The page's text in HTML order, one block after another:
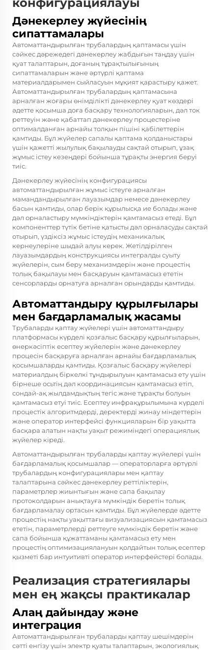
Дәнекерлеу жүйесінің
сипаттамалары
Автоматтандырылған трубалардың қаптамасы үшін
сәйкес дәрежедегі дәнекерлеу жабдығын таңдау үшін
қуат талаптарын, доғаның тұрақтылығының
сипаттамаларын және әртүрлі қаптама
материалдарымен сыйласуын мұқият қарастыру қажет.
Автоматтандырылған трубалардың қаптамасына
арналған жоғары өнімділікті дәнекерлеу қуат көздері
әдетте қосымша доға басқару технологияларын, дәл ток
реттеуін және қабаттап дәнекерлеу процестеріне
оптималданған арнайы толқын пішіні қабілеттерін
қамтиды. Бұл жүйелер сапалы қаптама қолданыстары
үшін қажетті жылулық бақылауды сақтай отырып, ұзақ
жұмыс істеу кезеңдері бойынша тұрақты энергия беруі
тиіс.
Дәнекерлеу жүйесінің конфигурациясы
автоматтандырылған жұмыс істеуге арналған
мамандандырылған лауазымдар немесе дәнекерлеу
басын қамтиды, олар берік құрылысқа ие болады және
дәл орналастыру мүмкіндіктерін қамтамасыз етеді. Бұл
компоненттер түтік бетіне қатысты дәл орналасуды сақтай
отырып, үздіксіз жұмыс істеудің механикалық
кернеулеріне шыдай алуы керек. Жетілдірілген
лауазымдардың конструкциясы интегралды суыту
жүйелерін, сым беру механизмдерін және процестің
толық бақылауы мен басқаруын қамтамасыз ететін
сенсорларды орнатуға арналған орындарды қамтиды.
Автоматтандыру құрылғылары
мен бағдарламалық жасамы
Трубаларды қаптау жүйелері үшін автоматтандыру
платформасы күрделі қозғалыс басқару құрылғыларын,
өнеркәсіптік есептеу жүйелерін және дәнекерлеу
процесін басқаруға арналған арнайы бағдарламалық
қосымшаларды қамтиды. Қозғалыс басқару жүйелері
материалдың біркелкі тұндырылуын қамтамасыз ету үшін
бірнеше осьтің дәл координациясын қамтамасыз етіп,
сондай-ақ жылдамдықтың тегіс және тұрақты болуын
қамтамасыз етуі тиіс. Есептеу инфрақұрылымына күрделі
процестік алгоритмдерді, деректерді жинау міндеттерін
және оператор интерфейсі функцияларын бір уақытта
басқара алатын нақты уақыт режиміндегі операциялық
жүйелер кіреді.
Автоматтандырылған трубаларды қаптау жүйелері үшін
бағдарламалық қосымшалар — операторларға әртүрлі
трубалардың конфигурациялары мен қаптау
талаптарына сәйкес дәнекерлеу реттіліктерін,
параметрлер жиынтығын және сапа бақылау
протоколдарын анықтауға мүмкіндік беретін толық
бағдарламалау ортасын қамтиды. Бұл жүйелерде әдетте
процестің нақты уақыттағы визуализациясын қамтамасыз
ететін, параметрлерді реттеуге мүмкіндік беретін және
сапа бойынша құжаттаманы қамтамасыз ету мен
процестің оптимизациялануын қолдайтын толық есептер
қызметі бар интуитивті оператор интерфейстері болады.
Реализация стратегиялары
мен ең жақсы практикалар
Алаң дайындау және
интеграция
Автоматтандырылған трубаларды қаптау шешімдерін
сәтті енгізу үшін электр қуаты талаптарын, экологиялық